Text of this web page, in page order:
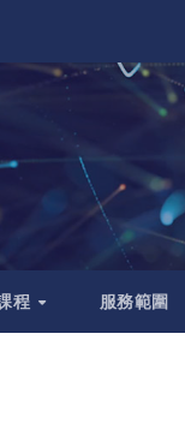
程 服務範圍